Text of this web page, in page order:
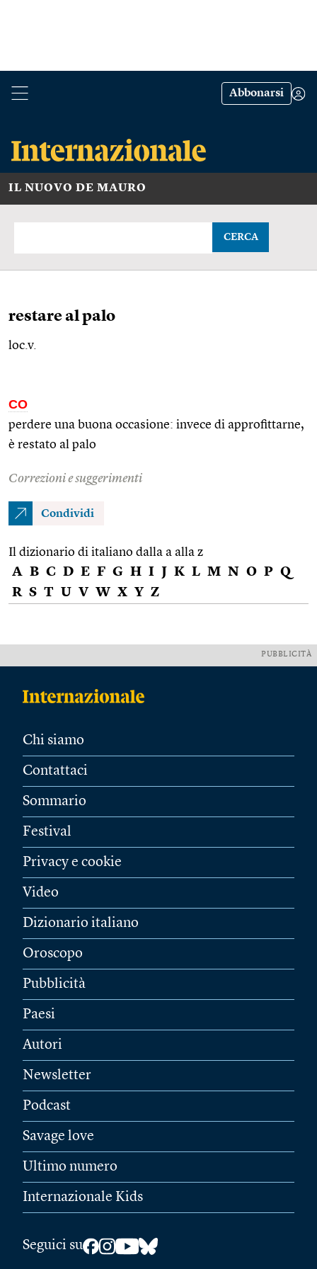
Abbonarsi
IL NUOVO DE MAURO
CERCA
restare al palo
loc.v.
CO
perdere una buona occasione: invece di approfittarne,
è restato al palo
Correzioni e suggerimenti
Condividi
Il dizionario di italiano dalla a alla z
A B C D E F G H I J K L M N O P Q
R S T U V W X Y Z
PUBBLICITÀ
Chi siamo
Contattaci
Sommario
Festival
Privacy e cookie
Video
Dizionario italiano
Oroscopo
Pubblicità
Paesi
Autori
Newsletter
Podcast
Savage love
Ultimo numero
Internazionale Kids
Seguici su